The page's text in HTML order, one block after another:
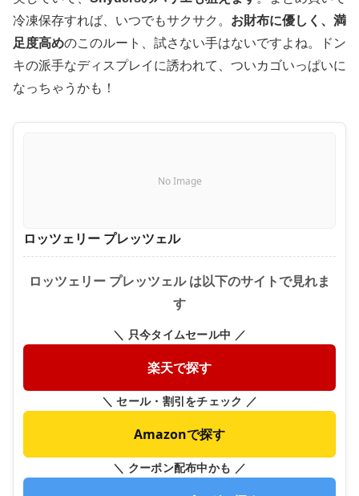
冷凍保存すれば、いつでもサクサク。 お財布に優しく、満
足度高めのこのルート、試さない手はないですよね。ドン
キの派手なディスプレイに誘われて、ついカゴいっぱいに
なっちゃうかも！
No Image
ロッツェリー プレッツェル
ロッツェリー プレッツェル は以下のサイトで見れま
す
＼ 只今タイムセール中 ／
楽天で探す
＼ セール・割引をチェック ／
Amazonで探す
＼ クーポン配布中かも ／